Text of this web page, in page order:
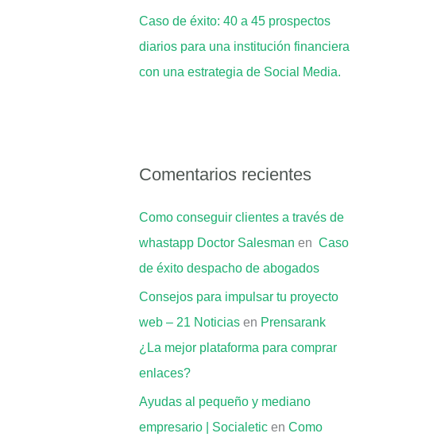
Caso de éxito: 40 a 45 prospectos
diarios para una institución financiera
con una estrategia de Social Media.
Comentarios recientes
Como conseguir clientes a través de
whastapp Doctor Salesman en Caso
de éxito despacho de abogados
Consejos para impulsar tu proyecto
web – 21 Noticias en Prensarank
¿La mejor plataforma para comprar
enlaces?
Ayudas al pequeño y mediano
empresario | Socialetic en Como